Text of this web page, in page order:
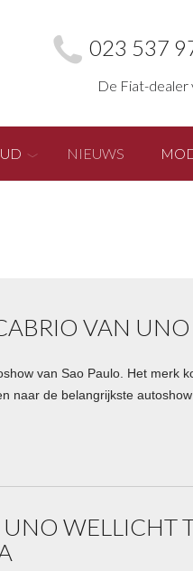
023 537
De Fiat-dealer
NIEUWS
VAN UNO
van Sao Paulo. Het merk
naar de belangrijkste
WELLICHT